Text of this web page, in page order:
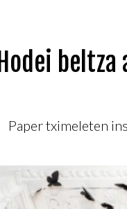
Hodei
Paper tximeleten